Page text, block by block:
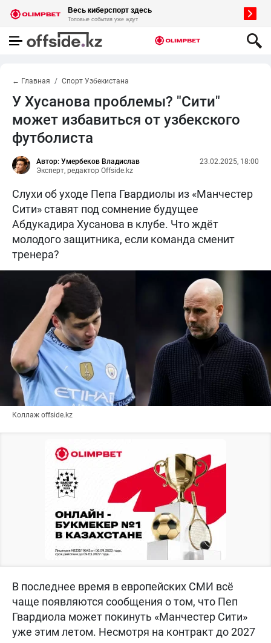
← Главная Спорт Узбекистана
У Хусанова проблемы? "Сити"
может избавиться от узбекского
футболиста
Автор: Умербеков Владислав
Эксперт, редактор Offside.kz
23.02.2025, 18:00
Слухи об уходе Пепа Гвардиолы из «Манчестер
Сити» ставят под сомнение будущее
Абдукадира Хусанова в клубе. Что ждёт
молодого защитника, если команда сменит
тренера?
Коллаж offside.kz
В последнее время в европейских СМИ всё
чаще появляются сообщения о том, что Пеп
Гвардиола может покинуть «Манчестер Сити»
уже этим летом. Несмотря на контракт до 2027